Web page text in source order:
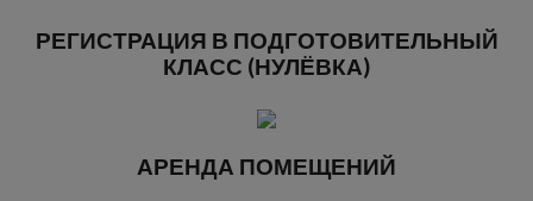
РЕГИСТРАЦИЯ В ПОДГОТОВИТЕЛЬНЫЙ
КЛАСС (НУЛЁВКА)
АРЕНДА ПОМЕЩЕНИЙ